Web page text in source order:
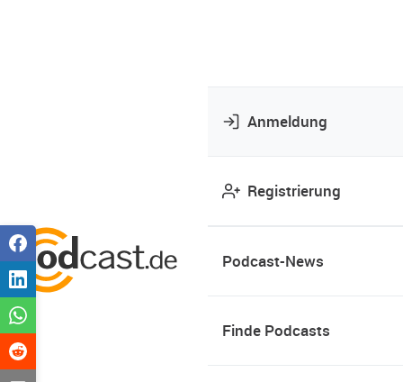
Anmeldung
Registrierung
Podcast-News
Finde Podcasts